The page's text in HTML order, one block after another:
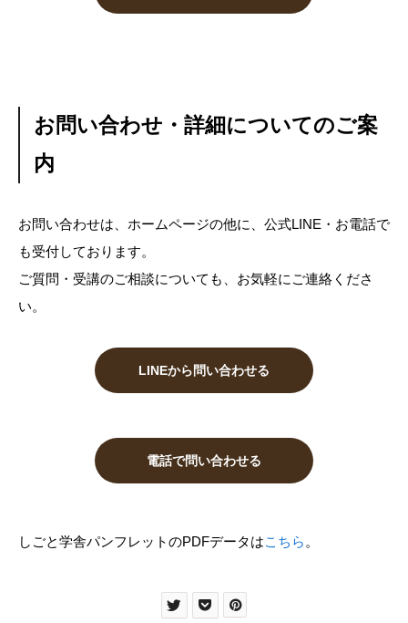
お問い合わせ・詳細についてのご案
内
お問い合わせは、ホームページの他に、公式LINE・お電話で
も受付しております。
ご質問・受講のご相談についても、お気軽にご連絡くださ
い。
LINEから問い合わせる
電話で問い合わせる
しごと学舎パンフレットのPDFデータはこちら 。